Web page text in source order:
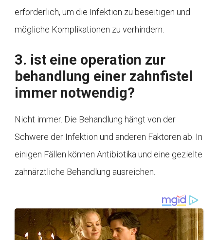
erforderlich, um die Infektion zu beseitigen und
mögliche Komplikationen zu verhindern.
3. ist eine operation zur
behandlung einer zahnfistel
immer notwendig?
Nicht immer. Die Behandlung hängt von der
Schwere der Infektion und anderen Faktoren ab. In
einigen Fällen können Antibiotika und eine gezielte
zahnärztliche Behandlung ausreichen.